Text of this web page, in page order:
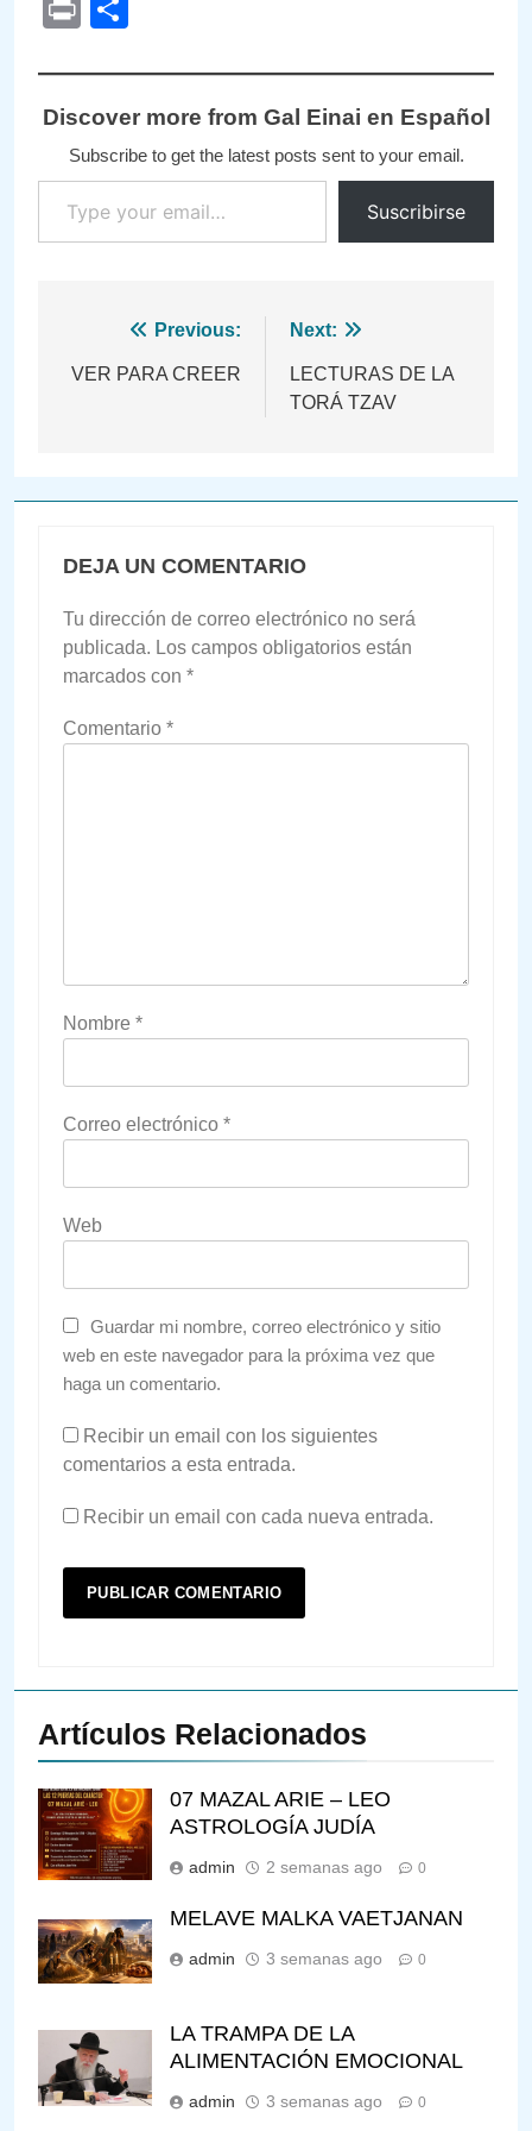
Print
Discover more from Gal Einai en Español
Subscribe to get the latest posts sent to your email.
Type your email…
Suscribirse
Navegación
de
Previous:
VER PARA CREER
Next:
LECTURAS DE LA
TORÁ TZAV
DEJA UN COMENTARIO
Tu dirección de correo electrónico no será
publicada. Los campos obligatorios están
marcados con *
Comentario *
Nombre *
Correo electrónico *
Web
Guardar mi nombre, correo electrónico y sitio
web en este navegador para la próxima vez que
haga un comentario.
Recibir un email con los siguientes
comentarios a esta entrada.
Recibir un email con cada nueva entrada.
Artículos Relacionados
07 MAZAL ARIE – LEO
ASTROLOGÍA JUDÍA
admin 2 semanas ago 0
MELAVE MALKA VAETJANAN
admin 3 semanas ago 0
LA TRAMPA DE LA
ALIMENTACIÓN EMOCIONAL
admin 3 semanas ago 0